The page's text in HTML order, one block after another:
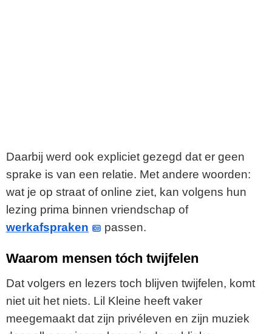
Daarbij werd ook expliciet gezegd dat er geen
sprake is van een relatie. Met andere woorden:
wat je op straat of online ziet, kan volgens hun
lezing prima binnen vriendschap of
werkafspraken
passen.
Waarom mensen tóch twijfelen
Dat volgers en lezers toch blijven twijfelen, komt
niet uit het niets. Lil Kleine heeft vaker
meegemaakt dat zijn privéleven en zijn muziek